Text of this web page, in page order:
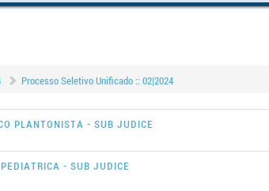
Processo Seletivo Unificado :: 02|2024
PLANTONISTA - SUB JUDICE
- SUB JUDICE